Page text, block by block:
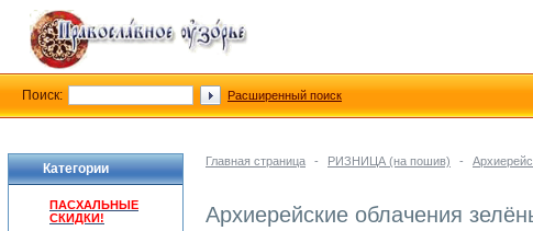
Главная страница - РИЗНИЦА (на пошив) -
Архиерейские облачения
Категории
ПАСХАЛЬНЫЕ
СКИДКИ!
Поиск: Расширенный поиск